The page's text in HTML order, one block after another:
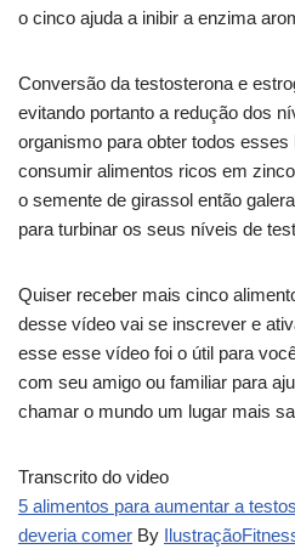
o cinco ajuda a inibir a enzima
Conversão da testosterona e
evitando portanto a redução dos
organismo para obter todos
consumir alimentos ricos em
o semente de girassol então
para turbinar os seus níveis de
Quiser receber mais cinco
desse vídeo vai se inscrever e
esse esse vídeo foi o útil para
com seu amigo ou familiar para
chamar o mundo um lugar mais
Transcrito do video
5 alimentos para aumentar a
deveria comer By